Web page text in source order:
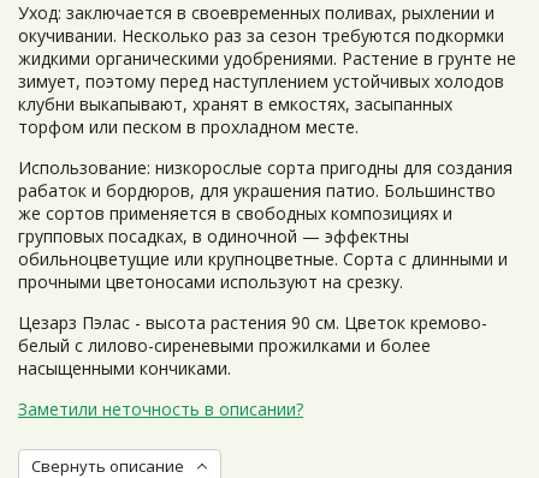
Уход: заключается в своевременных поливах, рыхлении и
окучивании. Несколько раз за сезон требуются подкормки
жидкими органическими удобрениями. Растение в грунте не
зимует, поэтому перед наступлением устойчивых холодов
клубни выкапывают, хранят в емкостях, засыпанных
торфом или песком в прохладном месте.
Использование: низкорослые сорта пригодны для создания
рабаток и бордюров, для украшения патио. Большинство
же сортов применяется в свободных композициях и
групповых посадках, в одиночной — эффектны
обильноцветущие или крупноцветные. Сорта с длинными и
прочными цветоносами используют на срезку.
Цезарз Пэлас - высота растения 90 см. Цветок кремово-
белый с лилово-сиреневыми прожилками и более
насыщенными кончиками.
Заметили неточность в описании?
Свернуть описание